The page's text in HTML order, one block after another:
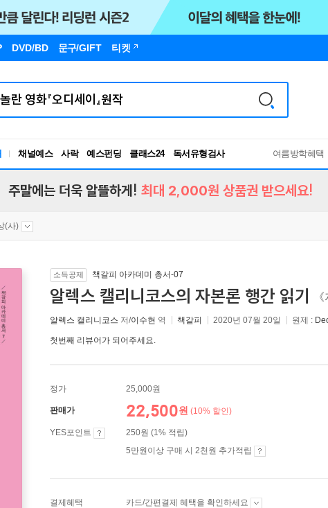
DVD/BD 문구/GIFT 티켓
채널예스 사락 예스펀딩 클래스24
독서유형검사
RBTI Lab
여름방학혜택
주말에는 더욱 알뜰하게! 최대 2,000원 상품권 받으세요!
(사)
소득공제 책갈피 아카데미 총서-07
알렉스 캘리니코스의 자본론 행간 읽기
알렉스 캘리니코스 저/이수현 역 책갈피 2020년 07월 20일 원제 :
첫번째 리뷰어가 되어주세요.
정가 25,000원
판매가 22,500원 (10% 할인)
YES포인트
250원 (1% 적립)
5만원이상 구매 시 2천원 추가적립
결제혜택 카드/간편결제 혜택을 확인하세요